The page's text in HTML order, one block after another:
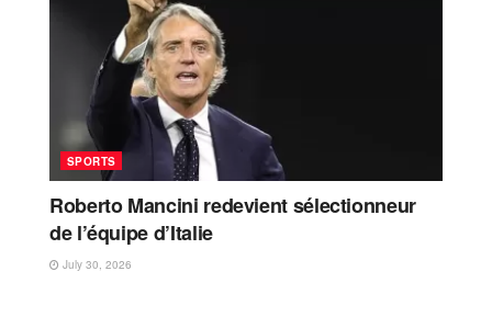
SPORTS
Roberto Mancini redevient sélectionneur
de l’équipe d’Italie
July 30, 2026